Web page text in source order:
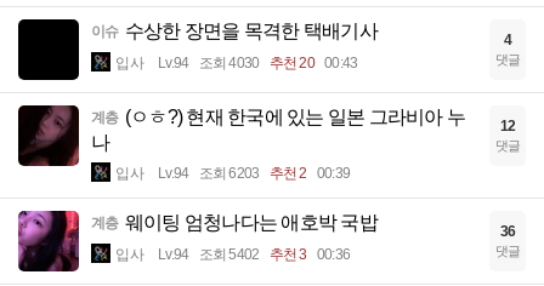
이슈 수상한 장면을 목격한 택배기사
입사 Lv.94 조회 4030 추천 20 00:43
4
댓글
계층 (ㅇㅎ?) 현재 한국에 있는 일본 그라비아 누
나
입사 Lv.94 조회 6203 추천 2 00:39
12
댓글
계층 웨이팅 엄청나다는 애호박 국밥
입사 Lv.94 조회 5402 추천 3 00:36
36
댓글